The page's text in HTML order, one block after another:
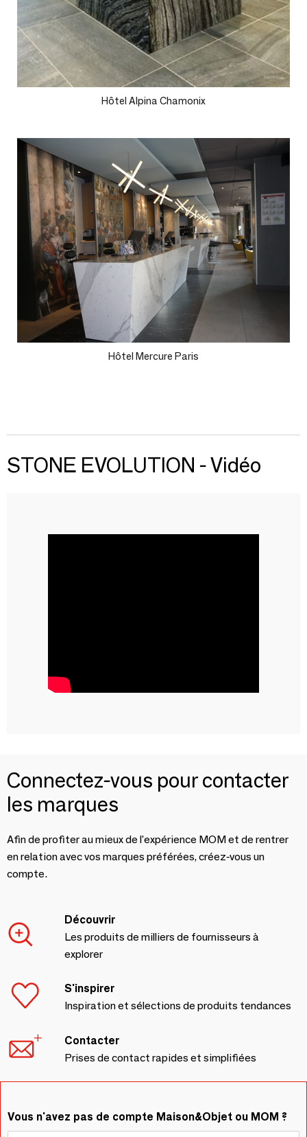
Hôtel Alpina Chamonix
Hôtel Mercure Paris
STONE EVOLUTION - Vidéo
Connectez-vous pour contacter
les marques
Afin de profiter au mieux de l'expérience MOM et de rentrer
en relation avec vos marques préférées, créez-vous un
compte.
Découvrir
Les produits de milliers de fournisseurs à
explorer
S'inspirer
Inspiration et sélections de produits tendances
Contacter
Prises de contact rapides et simplifiées
Vous n'avez pas de compte Maison&Objet ou MOM ?